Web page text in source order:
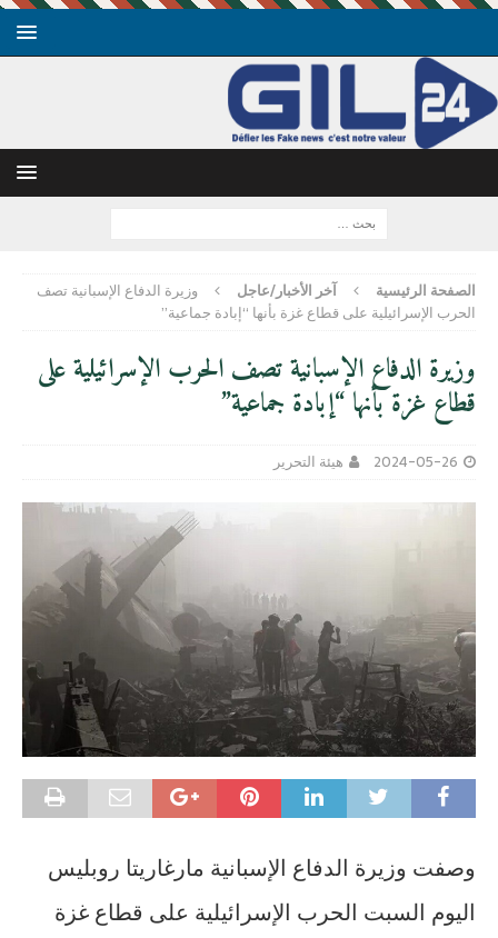
الصفحة الرئيسية آخر الأخبار/عاجل
وزيرة الدفاع الإسبانية تصف
الحرب الإسرائيلية على قطاع غزة بأنها “إبادة جماعية”
وزيرة الدفاع الإسبانية تصف الحرب الإسرائيلية على
قطاع غزة بأنها “إبادة جماعية”
2024-05-26 هيئة التحرير
وصفت وزيرة الدفاع الإسبانية مارغاريتا روبليس
اليوم السبت الحرب الإسرائيلية على قطاع غزة